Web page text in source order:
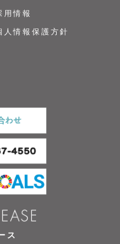
用情報
人情報保護方針
ス